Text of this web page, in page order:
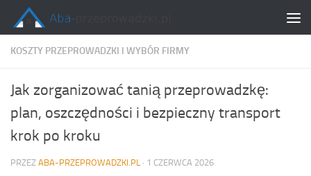
Skip to content
KOSZTY PRZEPROWADZKI I WYBÓR FIRMY
Jak zorganizować tanią przeprowadzkę:
plan, oszczędności i bezpieczny transport
krok po kroku
PRZEZ ABA-PRZEPROWADZKI.PL · 1 CZERWCA 2026